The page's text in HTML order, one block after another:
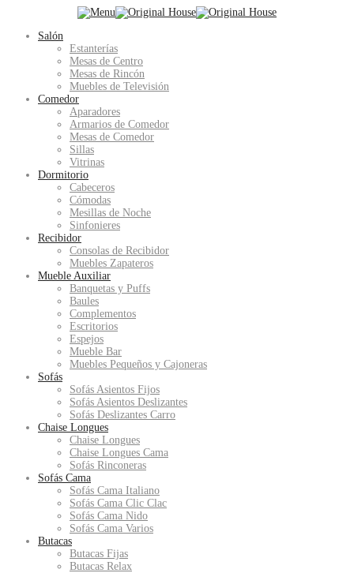
Salón
Estanterías
Mesas de Centro
Mesas de Rincón
Muebles de Televisión
Comedor
Aparadores
Armarios de Comedor
Mesas de Comedor
Sillas
Vitrinas
Dormitorio
Cabeceros
Cómodas
Mesillas de Noche
Sinfonieres
Recibidor
Consolas de Recibidor
Muebles Zapateros
Mueble Auxiliar
Banquetas y Puffs
Baules
Complementos
Escritorios
Espejos
Mueble Bar
Muebles Pequeños y Cajoneras
Sofás
Sofás Asientos Fijos
Sofás Asientos Deslizantes
Sofás Deslizantes Carro
Chaise Longues
Chaise Longues
Chaise Longues Cama
Sofás Rinconeras
Sofás Cama
Sofás Cama Italiano
Sofás Cama Clic Clac
Sofás Cama Nido
Sofás Cama Varios
Butacas
Butacas Fijas
Butacas Relax